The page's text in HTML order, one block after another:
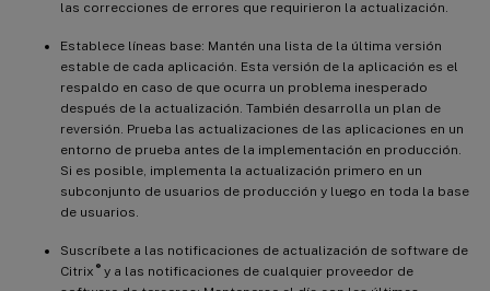
las correcciones de errores que requirieron la actualización.
Establece líneas base: Mantén una lista de la última versión
estable de cada aplicación. Esta versión de la aplicación es el
respaldo en caso de que ocurra un problema inesperado
después de la actualización. También desarrolla un plan de
reversión. Prueba las actualizaciones de las aplicaciones en un
entorno de prueba antes de la implementación en producción.
Si es posible, implementa la actualización primero en un
subconjunto de usuarios de producción y luego en toda la base
de usuarios.
Suscríbete a las notificaciones de actualización de software de
Citrix ®y a las notificaciones de cualquier proveedor de